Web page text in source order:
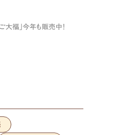
ご大福」今年も販売中！